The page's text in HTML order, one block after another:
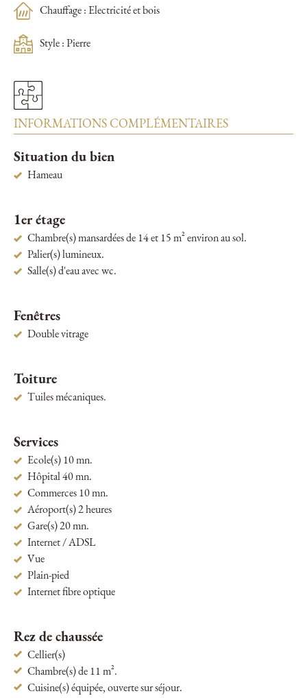
Chauffage : Electricité et bois
Style : Pierre
INFORMATIONS COMPLÉMENTAIRES
Situation du bien
Hameau
1er étage
Chambre(s) mansardées de 14 et 15 m² environ au sol.
Palier(s) lumineux.
Salle(s) d'eau avec wc.
Fenêtres
Double vitrage
Toiture
Tuiles mécaniques.
Services
Ecole(s) 10 mn.
Hôpital 40 mn.
Commerces 10 mn.
Aéroport(s) 2 heures
Gare(s) 20 mn.
Internet / ADSL
Vue
Plain-pied
Internet fibre optique
Rez de chaussée
Cellier(s)
Chambre(s) de 11 m².
Cuisine(s) équipée, ouverte sur séjour.